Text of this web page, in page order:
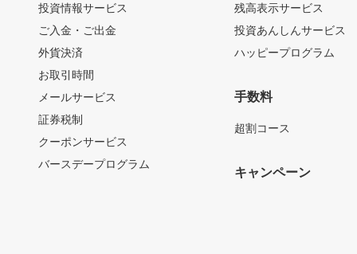
投資情報サービス
ご入金・ご出金
外貨決済
お取引時間
メールサービス
証券税制
クーポンサービス
バースデープログラム
残高表示サービス
投資あんしんサービス
ハッピープログラム
手数料
超割コース
キャンペーン